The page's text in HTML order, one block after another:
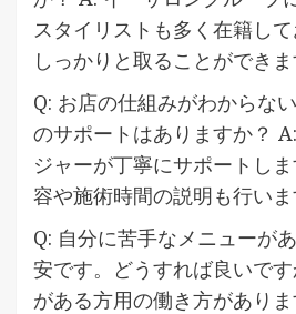
スタイリストも多く在籍し
しっかりと取ることができま
Q: お店の仕組みがわからな
のサポートはありますか？
ジャーが丁寧にサポートし
容や施術時間の説明も行いま
Q: 自分に苦手なメニューが
安です。どうすれば良いで
がある方用の働き方があり